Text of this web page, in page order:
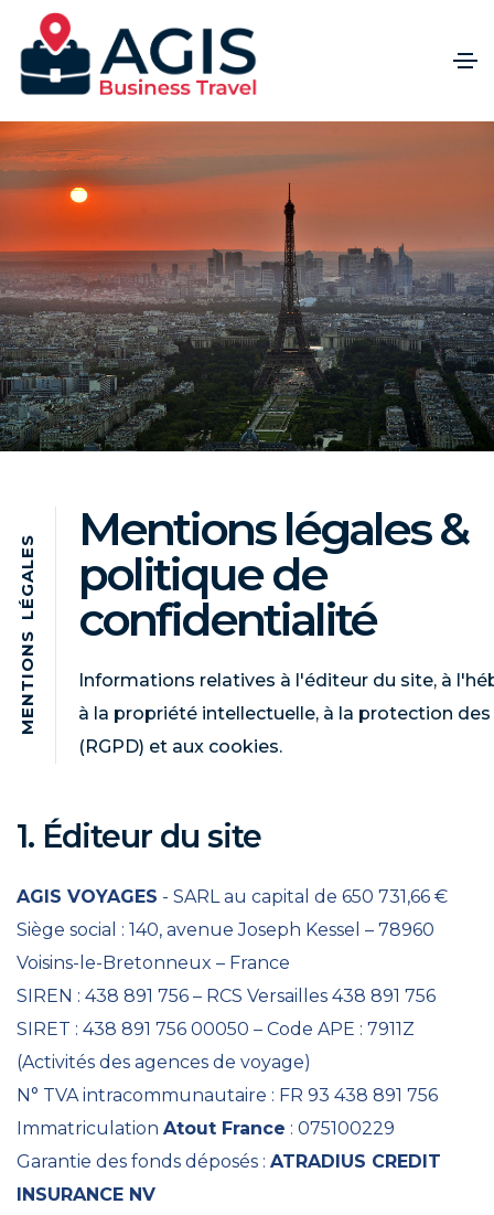
M
E
N
T
I
O
N
S
L
É
G
A
L
E
S
Mentions légales &
politique de
confidentialité
Informations relatives à l'éditeur du site, à
à la propriété intellectuelle, à la protection
(RGPD) et aux cookies.
1. Éditeur du site
AGIS VOYAGES - SARL au capital de 650 731,66 €
Siège social : 140, avenue Joseph Kessel – 78960
Voisins-le-Bretonneux – France
SIREN : 438 891 756 – RCS Versailles 438 891 756
SIRET : 438 891 756 00050 – Code APE : 7911Z
(Activités des agences de voyage)
N° TVA intracommunautaire : FR 93 438 891 756
Immatriculation Atout France : 075100229
Garantie des fonds déposés : ATRADIUS CREDIT
INSURANCE NV